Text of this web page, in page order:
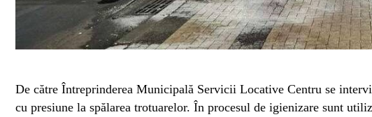
De către Întreprinderea Municipală Servicii Locative Centru se
cu presiune la spălarea trotuarelor. În procesul de igienizare sunt